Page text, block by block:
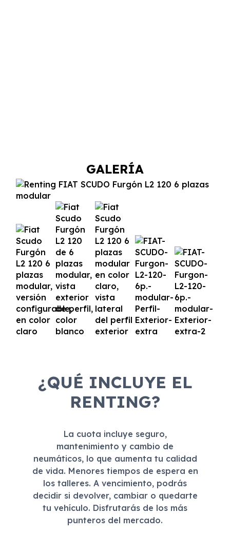
GALERÍA
¿QUÉ INCLUYE EL
RENTING?
La cuota incluye seguro,
mantenimiento y cambio de
neumáticos, lo que aumenta tu calidad
de vida. Menores tiempos de espera en
los talleres. A vencimiento, podrás
decidir si devolver, cambiar o quedarte
tu vehículo. Disfrutarás de los más
punteros del mercado.